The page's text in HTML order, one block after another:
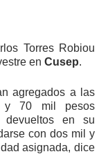
Torres Robiou
en Cusep.
agregados a las
y 70 mil pesos
devueltos en su
con dos mil y
asignada, dice